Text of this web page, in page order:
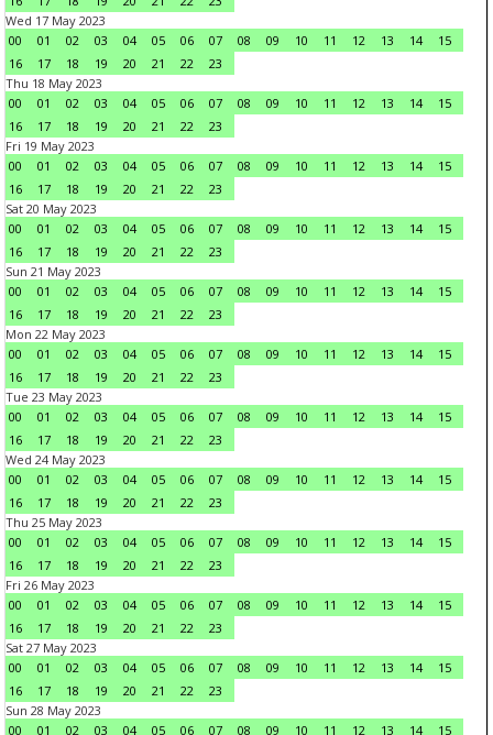
Wed 17 May 2023
00
01 02 03 04 05 06 07 08 09 10 11 12 13 14
15
16
17 18 19 20 21 22
23
Thu 18 May 2023
00
01 02 03 04 05 06 07 08 09 10 11 12 13 14
15
16
17 18 19 20 21 22
23
Fri 19 May 2023
00
01 02 03 04 05 06 07 08 09 10 11 12 13 14
15
16
17 18 19 20 21 22
23
Sat 20 May 2023
00
01 02 03 04 05 06 07 08 09 10 11 12 13 14
15
16
17 18 19 20 21 22
23
Sun 21 May 2023
00
01 02 03 04 05 06 07 08 09 10 11 12 13 14
15
16
17 18 19 20 21 22
23
Mon 22 May 2023
00
01 02 03 04 05 06 07 08 09 10 11 12 13 14
15
16
17 18 19 20 21 22
23
Tue 23 May 2023
00
01 02 03 04 05 06 07 08 09 10 11 12 13 14
15
16
17 18 19 20 21 22
23
Wed 24 May 2023
00
01 02 03 04 05 06 07 08 09 10 11 12 13 14
15
16
17 18 19 20 21 22
23
Thu 25 May 2023
00
01 02 03 04 05 06 07 08 09 10 11 12 13 14
15
16
17 18 19 20 21 22
23
Fri 26 May 2023
00
01 02 03 04 05 06 07 08 09 10 11 12 13 14
15
16
17 18 19 20 21 22
23
Sat 27 May 2023
00
01 02 03 04 05 06 07 08 09 10 11 12 13 14
15
16
17 18 19 20 21 22
23
Sun 28 May 2023
00
01 02 03 04 05 06 07 08 09 10 11 12 13 14
15